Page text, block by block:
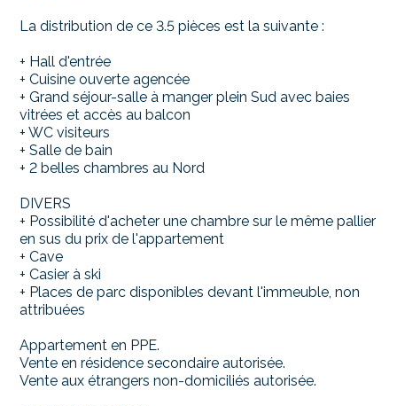
La distribution de ce 3.5 pièces est la suivante :
+ Hall d'entrée
+ Cuisine ouverte agencée
+ Grand séjour-salle à manger plein Sud avec baies
vitrées et accès au balcon
+ WC visiteurs
+ Salle de bain
+ 2 belles chambres au Nord
DIVERS
+ Possibilité d'acheter une chambre sur le même pallier
en sus du prix de l'appartement
+ Cave
+ Casier à ski
+ Places de parc disponibles devant l'immeuble, non
attribuées
Appartement en PPE.
Vente en résidence secondaire autorisée.
Vente aux étrangers non-domiciliés autorisée.